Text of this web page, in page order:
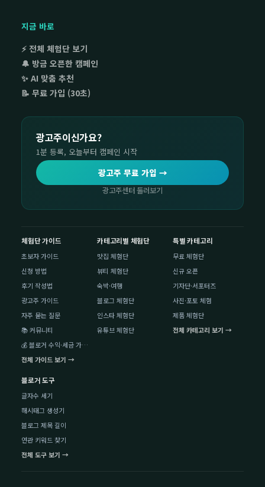
지금 바로
⚡ 전체 체험단 보기
🔔 방금 오픈한 캠페인
✨ AI 맞춤 추천
📝 무료 가입 (30초)
광고주이신가요?
1분 등록, 오늘부터 캠페인 시작
광고주 무료 가입 →
광고주센터 둘러보기
체험단 가이드
초보자 가이드
신청 방법
후기 작성법
광고주 가이드
자주 묻는 질문
📚 커뮤니티
💰 블로거 수익·세금 가이드
전체 가이드 보기 →
카테고리별 체험단
맛집 체험단
뷰티 체험단
숙박·여행
블로그 체험단
인스타 체험단
유튜브 체험단
특별 카테고리
무료 체험단
신규 오픈
기자단·서포터즈
사진·포토 체험
제품 체험단
전체 카테고리 보기 →
블로거 도구
글자수 세기
해시태그 생성기
블로그 제목 길이
연관 키워드 찾기
전체 도구 보기 →